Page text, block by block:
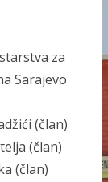
za
Sarajevo
(član)
(član)
(član)